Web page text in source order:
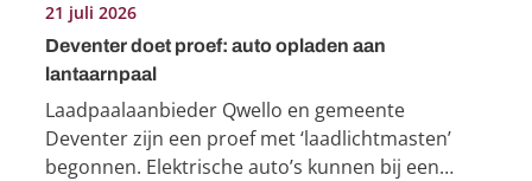
21 juli 2026
Deventer doet proef: auto opladen aan
lantaarnpaal
Laadpaalaanbieder Qwello en gemeente
Deventer zijn een proef met ‘laadlichtmasten’
begonnen. Elektrische auto’s kunnen bij een